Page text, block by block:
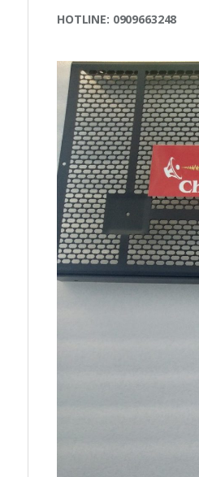
HOTLINE: 0909663248